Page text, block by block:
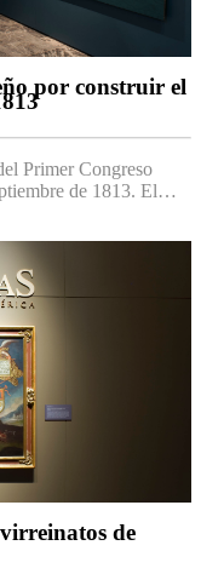
por construir el
Primer Congreso
de 1813. El…
de